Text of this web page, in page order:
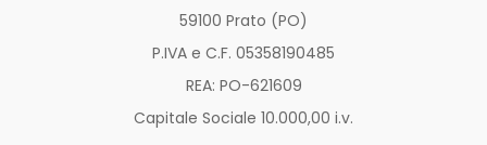
59100 Prato (PO)
P.IVA e C.F. 05358190485
REA: PO-621609
Capitale Sociale 10.000,00 i.v.